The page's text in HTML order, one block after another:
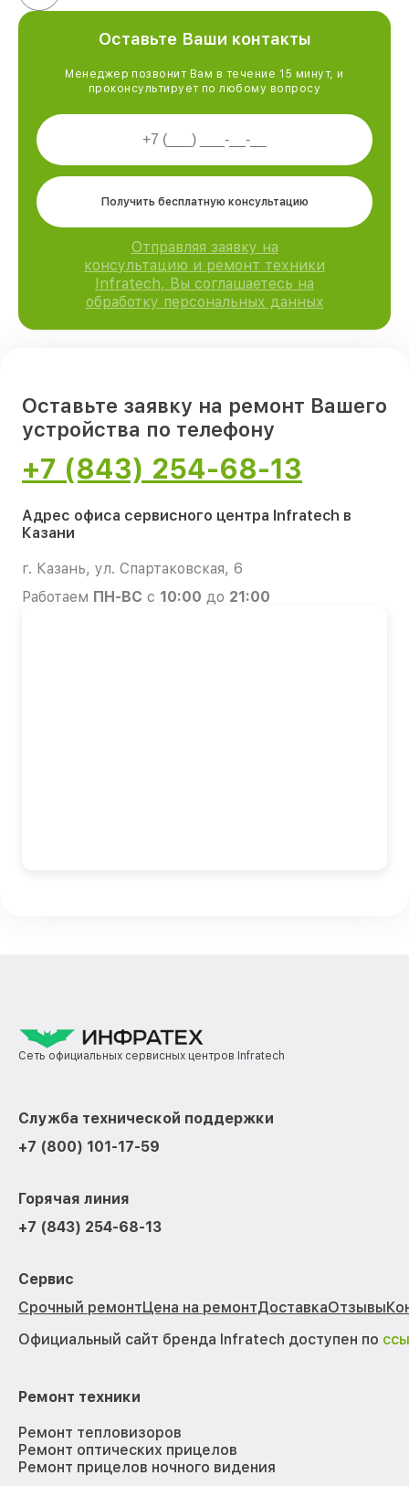
Оставьте Ваши контакты
Менеджер позвонит Вам в течение 15 минут, и
проконсультирует по любому вопросу
Получить бесплатную консультацию
Отправляя заявку на
консультацию и ремонт техники
Infratech, Вы соглашаетесь на
обработку персональных данных
Оставьте заявку на ремонт Вашего
устройства по телефону
+7 (843) 254-68-13
Адрес офиса сервисного центра Infratech в
Казани
г. Казань, ул. Спартаковская, 6
Работаем ПН-ВС с 10:00 до 21:00
Сеть официальных сервисных центров Infratech
Служба технической поддержки
+7 (800) 101-17-59
Горячая линия
+7 (843) 254-68-13
Сервис
Срочный ремонтЦена на ремонтДоставкаОтзывы
Официальный сайт бренда Infratech доступен по
Ремонт техники
Ремонт тепловизоров
Ремонт оптических прицелов
Ремонт прицелов ночного видения